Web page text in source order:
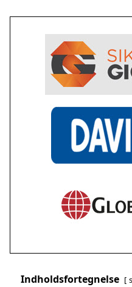
Indholdsfortegnelse